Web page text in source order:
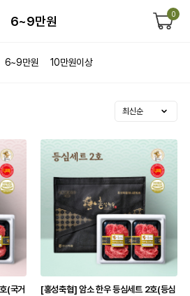
6~9만원 0
6~9만원 10만원이상
(국거
[홍성축협] 암소 한우 등심세트 2호(등심